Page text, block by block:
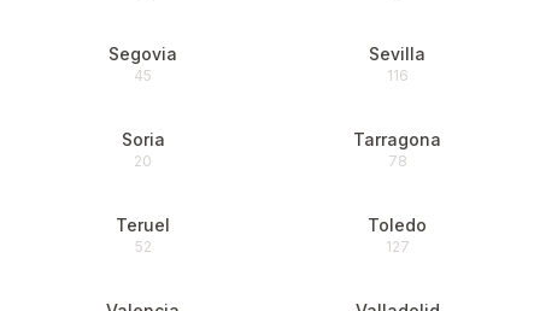
Segovia
45
Sevilla
116
Soria
20
Tarragona
78
Teruel
52
Toledo
127